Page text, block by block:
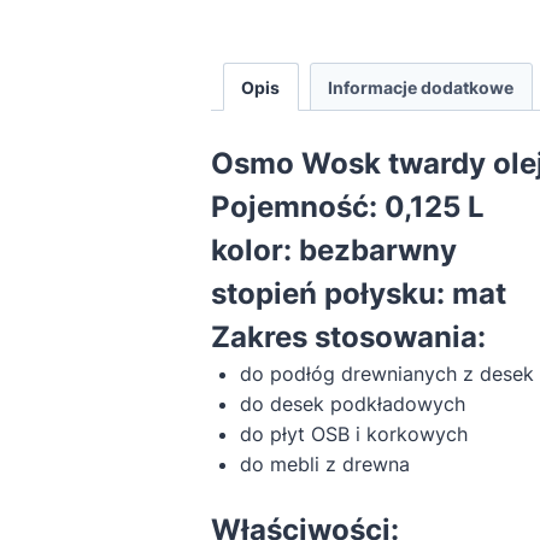
Opis Informacje dodatkowe
Osmo Wosk twardy
Pojemność: 0,125 L
kolor: bezbarwny
stopień połysku: mat
Zakres stosowania:
do podłóg drewnianych z
do desek podkładowych
do płyt OSB i korkowych
do mebli z drewna
Właściwości: